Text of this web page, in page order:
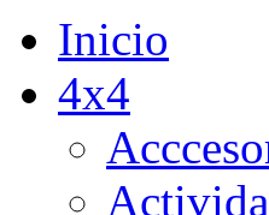
Inicio
4x4